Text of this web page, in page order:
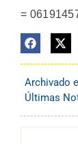
=
Archivado
Últimas